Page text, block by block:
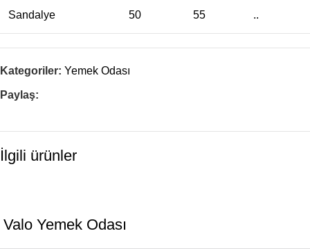
Sandalye 50 55 ..
Kategoriler: Yemek Odası
Paylaş:
İlgili ürünler
Valo Yemek Odası